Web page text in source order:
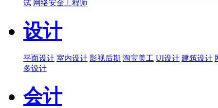
试 网络安全工程师
设计
平面设计 室内设计 影视后期 淘宝美工 UI设计 建筑设计
多设计
会计